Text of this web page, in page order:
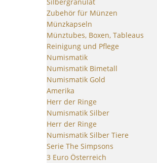
Zubehör für Münzen
Münzkapseln
Münztubes, Boxen, Tableaus
Reinigung und Pflege
Numismatik
Numismatik Bimetall
Numismatik Gold
Amerika
Herr der Ringe
Numismatik Silber
Herr der Ringe
Numismatik Silber Tiere
Serie The Simpsons
3 Euro Österreich